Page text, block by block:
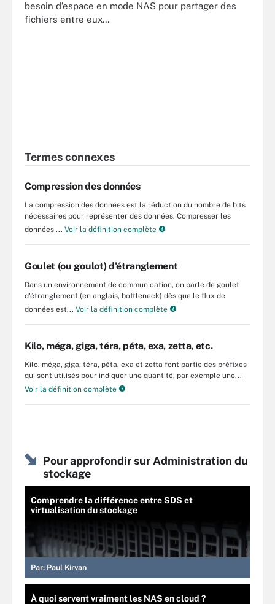
besoin d’espace en mode NAS pour partager des
fichiers entre eux…
Termes connexes
Compression des données
La compression des données est la réduction du nombre de bits
nécessaires pour représenter des données. Compresser les
données ... Voir la définition complète
Goulet (ou goulot) d'étranglement
Dans un environnement de communication, on parle de goulet
d'étranglement (en anglais, bottleneck) dès que le flux de
données est... Voir la définition complète
Kilo, méga, giga, téra, péta, exa, zetta, etc.
Kilo, méga, giga, téra, péta, exa et zetta font partie des préfixes
qui sont utilisés pour indiquer une quantité, par exemple une...
Voir la définition complète
Pour approfondir sur Administration du
stockage
Comprendre la différence entre SDS et
virtualisation du stockage
Par: Paul Kirvan
À quoi servent vraiment les NAS en cloud ?